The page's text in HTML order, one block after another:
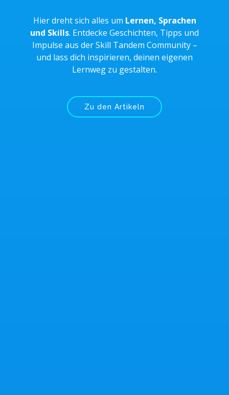
Hier dreht sich alles um Lernen, Sprachen
und Skills. Entdecke Geschichten, Tipps und
Impulse aus der Skill Tandem Community –
und lass dich inspirieren, deinen eigenen
Lernweg zu gestalten.
Zu den Artikeln